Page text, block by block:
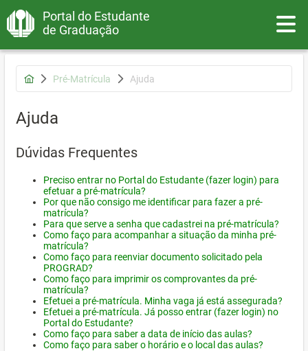
Portal do Estudante
de Graduação
Pré-Matrícula Ajuda
Ajuda
Dúvidas Frequentes
Preciso entrar no Portal do Estudante (fazer login) para
efetuar a pré-matrícula?
Por que não consigo me identificar para fazer a pré-
matrícula?
Para que serve a senha que cadastrei na pré-matrícula?
Como faço para acompanhar a situação da minha pré-
matrícula?
Como faço para reenviar documento solicitado pela
PROGRAD?
Como faço para imprimir os comprovantes da pré-
matrícula?
Efetuei a pré-matrícula. Minha vaga já está assegurada?
Efetuei a pré-matrícula. Já posso entrar (fazer login) no
Portal do Estudante?
Como faço para saber a data de início das aulas?
Como faço para saber o horário e o local das aulas?